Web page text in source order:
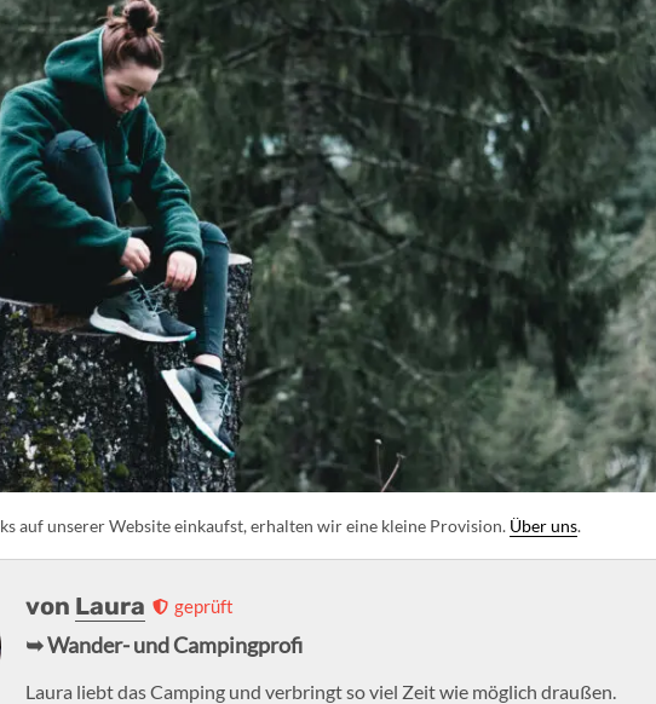
auf unserer Website einkaufst, erhalten wir eine kleine Provision. Über uns.
von Laura geprüft
➥ Wander- und Campingprofi
Laura liebt das Camping und verbringt so viel Zeit wie möglich draußen.